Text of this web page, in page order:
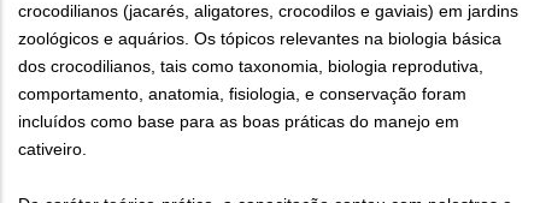
crocodilianos (jacarés, aligatores, crocodilos e gaviais) em jardins
zoológicos e aquários. Os tópicos relevantes na biologia básica
dos crocodilianos, tais como taxonomia, biologia reprodutiva,
comportamento, anatomia, fisiologia, e conservação foram
incluídos como base para as boas práticas do manejo em
cativeiro.